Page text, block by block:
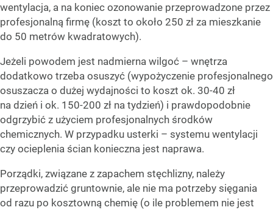
wentylacja, a na koniec ozonowanie przeprowadzone przez
profesjonalną firmę (koszt to około 250 zł za mieszkanie
do 50 metrów kwadratowych).
Jeżeli powodem jest nadmierna wilgoć – wnętrza
dodatkowo trzeba osuszyć (wypożyczenie profesjonalnego
osuszacza o dużej wydajności to koszt ok. 30-40 zł
na dzień i ok. 150-200 zł na tydzień) i prawdopodobnie
odgrzybić z użyciem profesjonalnych środków
chemicznych. W przypadku usterki – systemu wentylacji
czy ocieplenia ścian konieczna jest naprawa.
Porządki, związane z zapachem stęchlizny, należy
przeprowadzić gruntownie, ale nie ma potrzeby sięgania
od razu po kosztowną chemię (o ile problemem nie jest